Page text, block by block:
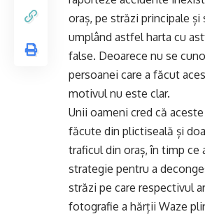
oraș, pe străzi principale și
umplând astfel harta cu
false. Deoarece nu se
persoanei care a făcut
motivul nu este clar.
Unii oameni cred că
făcute din plictiseală și
traficul din oraș, în timp ce
strategie pentru a
străzi pe care respectivul
fotografie a hărții Waze